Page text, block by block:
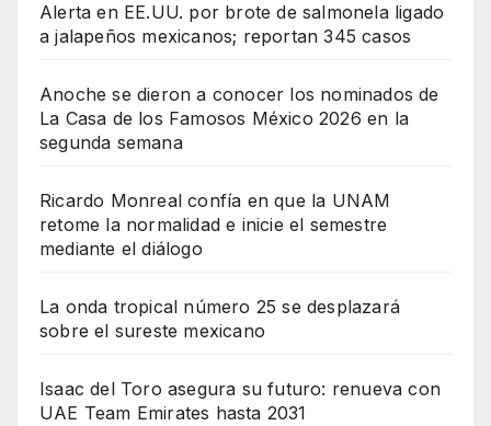
Alerta en EE.UU. por brote de salmonela ligado
a jalapeños mexicanos; reportan 345 casos
Anoche se dieron a conocer los nominados de
La Casa de los Famosos México 2026 en la
segunda semana
Ricardo Monreal confía en que la UNAM
retome la normalidad e inicie el semestre
mediante el diálogo
La onda tropical número 25 se desplazará
sobre el sureste mexicano
Isaac del Toro asegura su futuro: renueva con
UAE Team Emirates hasta 2031